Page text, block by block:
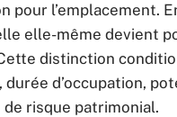
pour l’emplacement.
elle-même devient
distinction
d’occupation,
risque patrimonial.